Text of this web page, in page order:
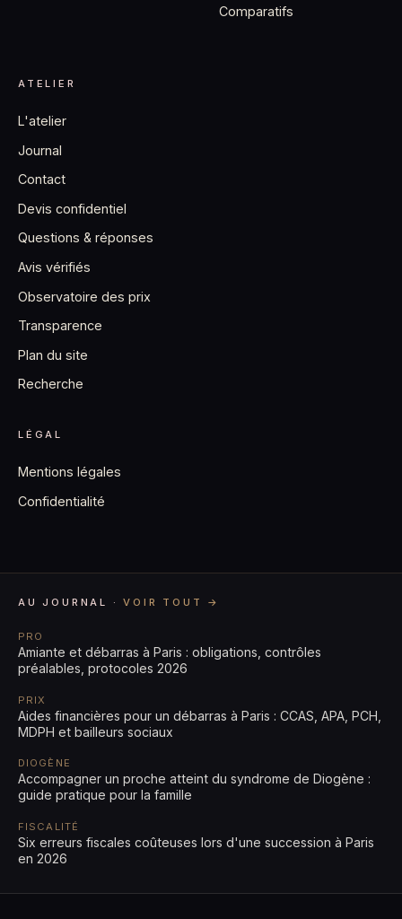
Comparatifs
ATELIER
L'atelier
Journal
Contact
Devis confidentiel
Questions & réponses
Avis vérifiés
Observatoire des prix
Transparence
Plan du site
Recherche
LÉGAL
Mentions légales
Confidentialité
AU JOURNAL ·VOIR TOUT →
PRO
Amiante et débarras à Paris : obligations, contrôles
préalables, protocoles 2026
PRIX
Aides financières pour un débarras à Paris : CCAS, APA, PCH,
MDPH et bailleurs sociaux
DIOGÈNE
Accompagner un proche atteint du syndrome de Diogène :
guide pratique pour la famille
FISCALITÉ
Six erreurs fiscales coûteuses lors d'une succession à Paris
en 2026